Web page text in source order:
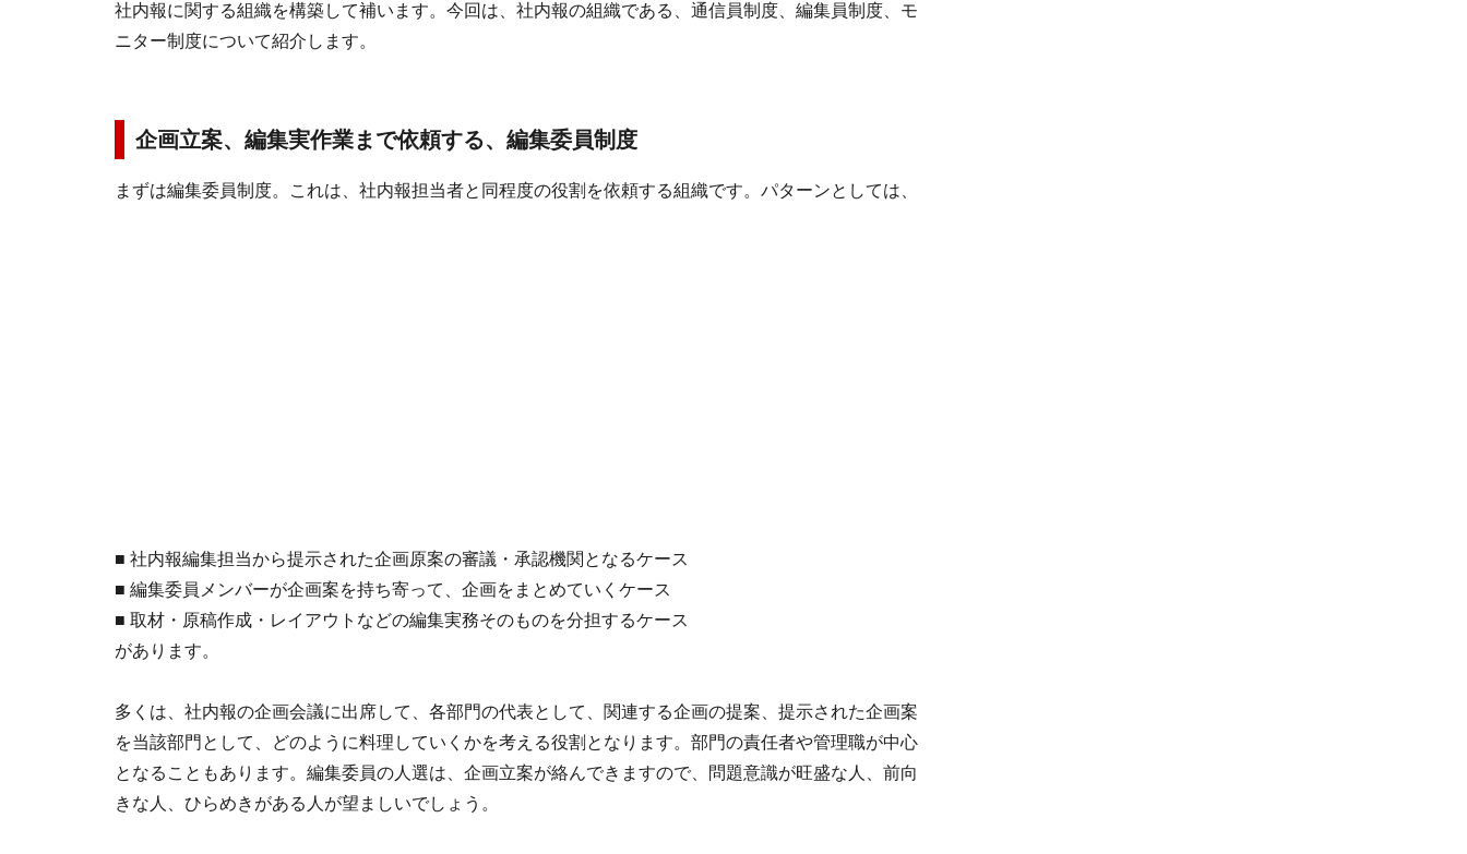
社内報に関する組織を構築して補います。今回は、社内報の組織である、通信員制度、編集員制度、モ
ニター制度について紹介します。
企画立案、編集実作業まで依頼する、編集委員制度
まずは編集委員制度。これは、社内報担当者と同程度の役割を依頼する組織です。パターンとしては、
■ 社内報編集担当から提示された企画原案の審議・承認機関となるケース
■ 編集委員メンバーが企画案を持ち寄って、企画をまとめていくケース
■ 取材・原稿作成・レイアウトなどの編集実務そのものを分担するケース
があります。
多くは、社内報の企画会議に出席して、各部門の代表として、関連する企画の提案、提示された企画案
を当該部門として、どのように料理していくかを考える役割となります。部門の責任者や管理職が中心
となることもあります。編集委員の人選は、企画立案が絡んできますので、問題意識が旺盛な人、前向
きな人、ひらめきがある人が望ましいでしょう。